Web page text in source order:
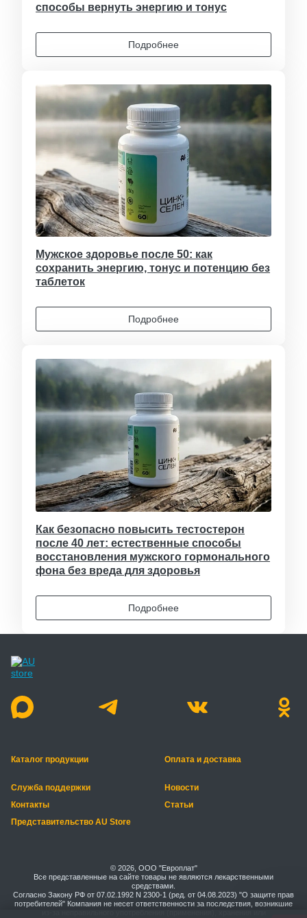
способы вернуть энергию и тонус
Подробнее
Мужское здоровье после 50: как
сохранить энергию, тонус и потенцию без
таблеток
Подробнее
Как безопасно повысить тестостерон
после 40 лет: естественные способы
восстановления мужского гормонального
фона без вреда для здоровья
Подробнее
Каталог продукции Оплата и доставка
Служба поддержки
Новости
Контакты
Статьи
Представительство AU Store
© 2026, ООО "Европлат"
Все представленные на сайте товары не являются лекарственными
средствами.
Согласно Закону РФ от 07.02.1992 N 2300-1 (ред. от 04.08.2023) "О защите прав
потребителей" Компания не несет ответственности за последствия, возникшие